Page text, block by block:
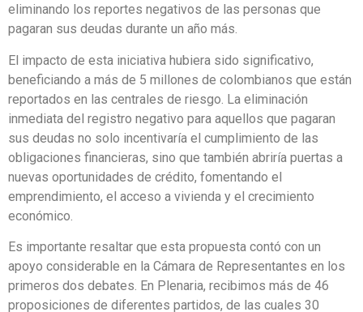
eliminando los reportes negativos de las personas que
pagaran sus deudas durante un año más.
El impacto de esta iniciativa hubiera sido significativo,
beneficiando a más de 5 millones de colombianos que están
reportados en las centrales de riesgo. La eliminación
inmediata del registro negativo para aquellos que pagaran
sus deudas no solo incentivaría el cumplimiento de las
obligaciones financieras, sino que también abriría puertas a
nuevas oportunidades de crédito, fomentando el
emprendimiento, el acceso a vivienda y el crecimiento
económico.
Es importante resaltar que esta propuesta contó con un
apoyo considerable en la Cámara de Representantes en los
primeros dos debates. En Plenaria, recibimos más de 46
proposiciones de diferentes partidos, de las cuales 30